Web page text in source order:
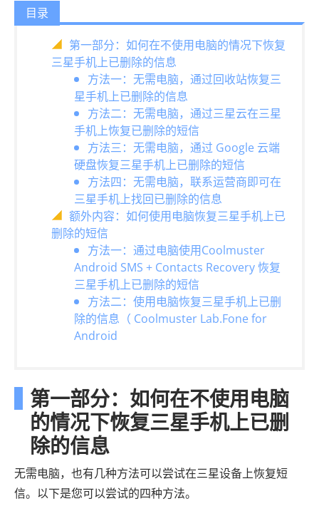
目录
第一部分：如何在不使用电脑的情况下恢复
三星手机上已删除的信息
方法一：无需电脑，通过回收站恢复三
星手机上已删除的信息
方法二：无需电脑，通过三星云在三星
手机上恢复已删除的短信
方法三：无需电脑，通过 Google 云端
硬盘恢复三星手机上已删除的短信
方法四：无需电脑，联系运营商即可在
三星手机上找回已删除的信息
额外内容：如何使用电脑恢复三星手机上已
删除的短信
方法一：通过电脑使用Coolmuster
Android SMS + Contacts Recovery 恢复
三星手机上已删除的短信
方法二：使用电脑恢复三星手机上已删
除的信息（ Coolmuster Lab.Fone for
Android
第一部分：如何在不使用电脑
的情况下恢复三星手机上已删
除的信息
无需电脑，也有几种方法可以尝试在三星设备上恢复短
信。以下是您可以尝试的四种方法。